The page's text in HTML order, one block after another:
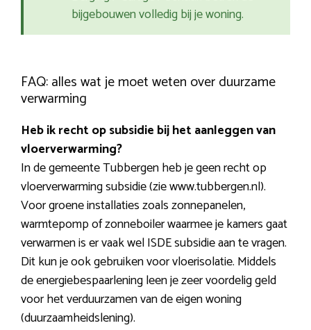
bijgebouwen volledig bij je woning.
FAQ: alles wat je moet weten over duurzame
verwarming
Heb ik recht op subsidie bij het aanleggen van
vloerverwarming?
In de gemeente Tubbergen heb je geen recht op
vloerverwarming subsidie (zie www.tubbergen.nl).
Voor groene installaties zoals zonnepanelen,
warmtepomp of zonneboiler waarmee je kamers gaat
verwarmen is er vaak wel ISDE subsidie aan te vragen.
Dit kun je ook gebruiken voor vloerisolatie. Middels
de energiebespaarlening leen je zeer voordelig geld
voor het verduurzamen van de eigen woning
(duurzaamheidslening).